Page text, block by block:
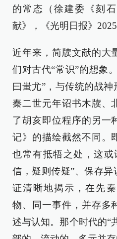
的常态（徐建委《刻
献》，《光明日报》
近年来，简牍文献的大
们对古代“常识”的想象
曰蚩尤”，与传统的战
秦二世元年诏书木牍、
了胡亥即位程序的另一
记》的描绘截然不同。
也常有抵牾之处，这
信，疑则传疑”、保存异
证清晰地揭示，在先
物、同一事件，并存多
述与认知。那个时代的“